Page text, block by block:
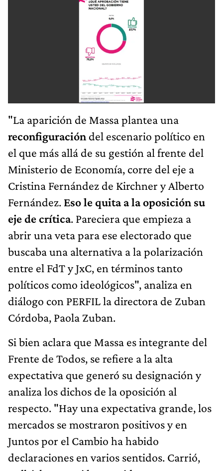
"La aparición de Massa plantea una
reconfiguración del escenario político en
el que más allá de su gestión al frente del
Ministerio de Economía, corre del eje a
Cristina Fernández de Kirchner y Alberto
Fernández. Eso le quita a la oposición su
eje de crítica. Pareciera que empieza a
abrir una veta para ese electorado que
buscaba una alternativa a la polarización
entre el FdT y JxC, en términos tanto
políticos como ideológicos", analiza en
diálogo con PERFIL la directora de Zuban
Córdoba, Paola Zuban.
Si bien aclara que Massa es integrante del
Frente de Todos, se refiere a la alta
expectativa que generó su designación y
analiza los dichos de la oposición al
respecto. "Hay una expectativa grande, los
mercados se mostraron positivos y en
Juntos por el Cambio ha habido
declaraciones en varios sentidos. Carrió,